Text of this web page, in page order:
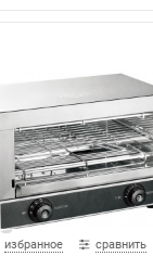
избранное сравнить